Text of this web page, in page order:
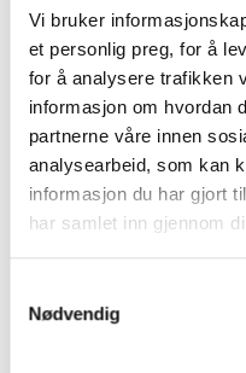
Vi bruker
et personlig preg, for å
for å analysere trafikken
informasjon om hvordan
partnerne våre innen
analysearbeid, som kan
informasjon du har gjort
har samlet inn gjennom
Nødvendig
IT-sikkerhet
Finansiering